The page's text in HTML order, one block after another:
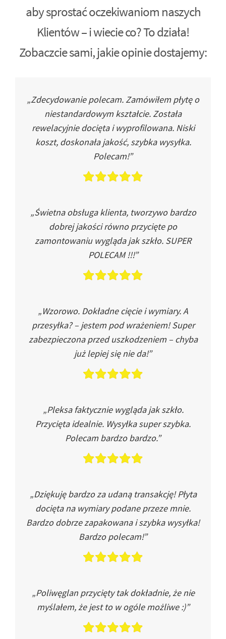
aby sprostać oczekiwaniom naszych
Klientów – i wiecie co? To działa!
Zobaczcie sami, jakie opinie dostajemy:
„Zdecydowanie polecam. Zamówiłem płytę o
niestandardowym kształcie. Została
rewelacyjnie docięta i wyprofilowana. Niski
koszt, doskonała jakość, szybka wysyłka.
Polecam!”
„Świetna obsługa klienta, tworzywo bardzo
dobrej jakości równo przycięte po
zamontowaniu wygląda jak szkło. SUPER
POLECAM !!!”
„Wzorowo. Dokładne cięcie i wymiary. A
przesyłka? – jestem pod wrażeniem! Super
zabezpieczona przed uszkodzeniem – chyba
już lepiej się nie da!”
„Pleksa faktycznie wygląda jak szkło.
Przycięta idealnie. Wysyłka super szybka.
Polecam bardzo bardzo.”
„Dziękuję bardzo za udaną transakcję! Płyta
docięta na wymiary podane przeze mnie.
Bardzo dobrze zapakowana i szybka wysyłka!
Bardzo polecam!”
„Poliwęglan przycięty tak dokładnie, że nie
myślałem, że jest to w ogóle możliwe :)”